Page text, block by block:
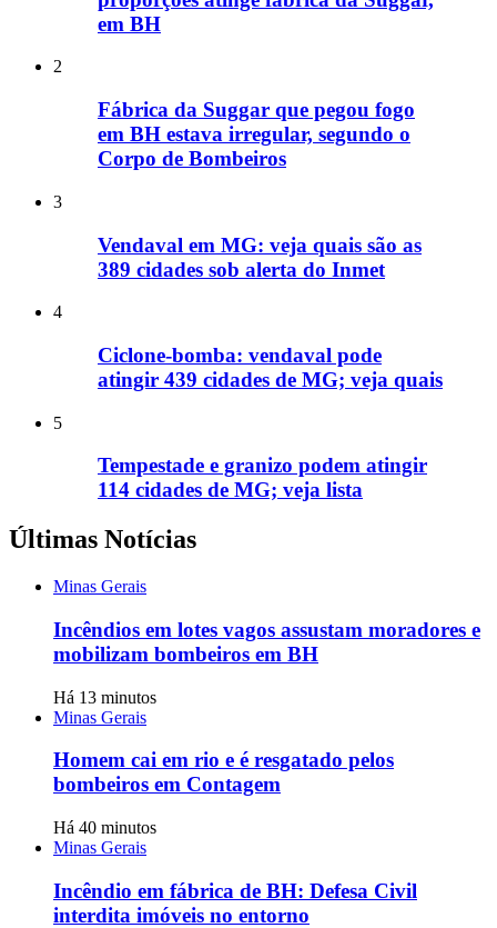
em BH
2
Fábrica da Suggar que pegou fogo
em BH estava irregular, segundo o
Corpo de Bombeiros
3
Vendaval em MG: veja quais são as
389 cidades sob alerta do Inmet
4
Ciclone-bomba: vendaval pode
atingir 439 cidades de MG; veja quais
5
Tempestade e granizo podem atingir
114 cidades de MG; veja lista
Últimas Notícias
Minas Gerais
Incêndios em lotes vagos assustam moradores e
mobilizam bombeiros em BH
Há 13 minutos
Minas Gerais
Homem cai em rio e é resgatado pelos
bombeiros em Contagem
Há 40 minutos
Minas Gerais
Incêndio em fábrica de BH: Defesa Civil
interdita imóveis no entorno